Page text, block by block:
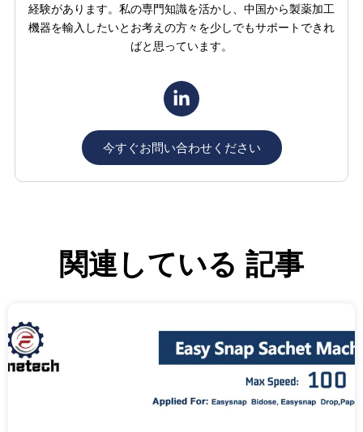
経験があります。私の専門知識を活かし、中国から製薬加工
機器を輸入したいとお考えの方々を少しでもサポートできれ
ばと思っています。
今すぐお問い合わせください
関連している 記事